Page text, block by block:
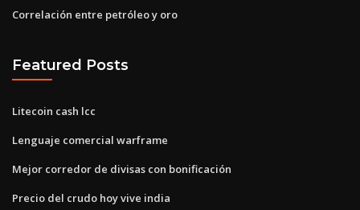
Correlación entre petróleo y oro
Featured Posts
Litecoin cash lcc
Lenguaje comercial warframe
Mejor corredor de divisas con bonificación
Precio del crudo hoy vive india